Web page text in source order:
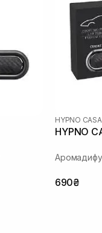
HYPNO CASA
HYPNO
690₴